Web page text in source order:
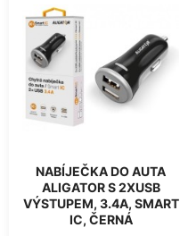
NABÍJEČKA DO AUTA
ALIGATOR S 2XUSB
VÝSTUPEM, 3.4A, SMART
IC, ČERNÁ